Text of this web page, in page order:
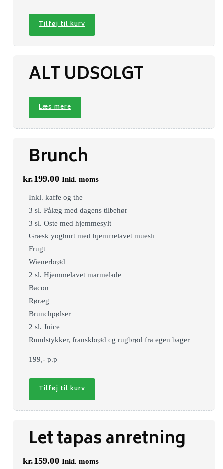
Tilføj til kurv
ALT UDSOLGT
Læs mere
Brunch
kr.199.00 Inkl. moms
Inkl. kaffe og the
3 sl. Pålæg med dagens tilbehør
3 sl. Oste med hjemmesylt
Græsk yoghurt med hjemmelavet müesli
Frugt
Wienerbrød
2 sl. Hjemmelavet marmelade
Bacon
Røræg
Brunchpølser
2 sl. Juice
Rundstykker, franskbrød og rugbrød fra egen bager
199,- p.p
Tilføj til kurv
Let tapas anretning
kr.159.00 Inkl. moms